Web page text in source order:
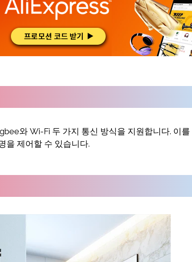
와 Wi-Fi 두 가지 통신 방식을 지원합니다. 이
을 제어할 수 있습니다.